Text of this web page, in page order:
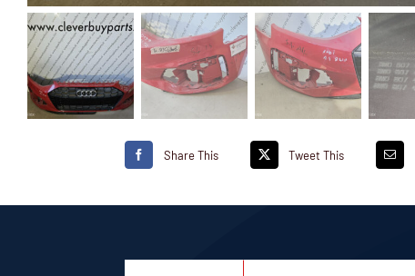
Share This Tweet This